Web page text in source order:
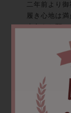
二年前より御
履き心地は満
赤色もお願
役に立った